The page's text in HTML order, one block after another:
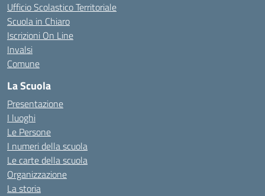
Ufficio Scolastico Territoriale
Scuola in Chiaro
Iscrizioni On Line
Invalsi
Comune
La Scuola
Presentazione
I luoghi
Le Persone
I numeri della scuola
Le carte della scuola
Organizzazione
La storia